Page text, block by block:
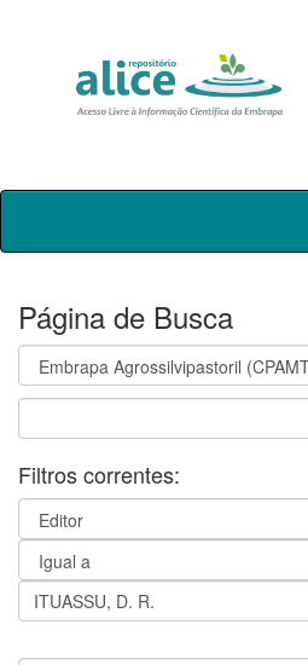
Skip
Página de Busca
Filtros correntes: